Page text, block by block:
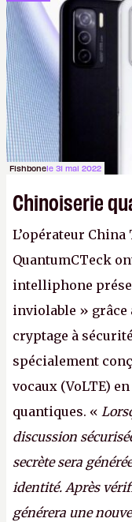
prétendre réussir
photo : Pexels -
Fishbonele 31 mai 2022
Chinoiserie
L’opérateur
QuantumCTeck
intelliphone
inviolable » grâce
cryptage à
spécialement
vocaux (VoLTE)
quantiques. «
discussion
secrète sera
identité. Après
générera une